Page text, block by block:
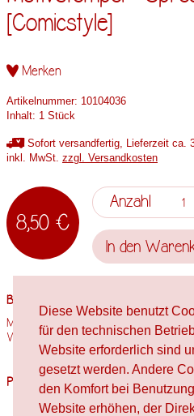
Diese Website benutzt
für den technischen
Website erforderlich sind
gesetzt werden. Andere
den Komfort bei
Website erhöhen, der
[Comicstyle]
Merken
Artikelnummer: 10104036
Inhalt: 1 Stück
Sofort versandfertig, Lieferzeit ca.
inkl. MwSt. zzgl. Versandkosten
8,50 €
Anzahl
In den
Beschreibung
Motivgröße: 42,9mm x 40,7mm
Verwendete Materialien Holz,...mehr
Passende Produkte